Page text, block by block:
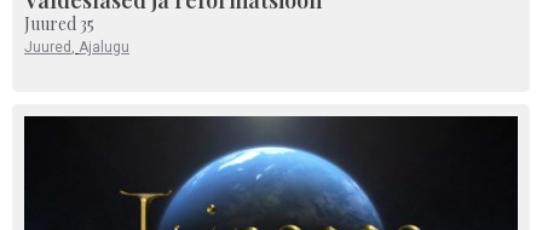
Juured 35
Juured , Ajalugu